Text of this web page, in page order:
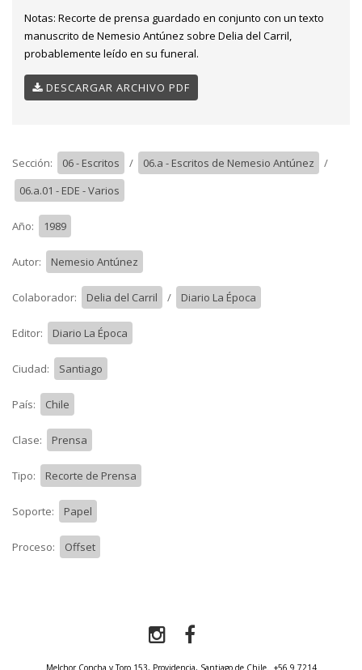
Notas: Recorte de prensa guardado en conjunto con un texto
manuscrito de Nemesio Antúnez sobre Delia del Carril,
probablemente leído en su funeral.
DESCARGAR ARCHIVO PDF
Sección: 06 - Escritos / 06.a - Escritos de Nemesio Antúnez
/
06.a.01 - EDE - Varios
Año: 1989
Autor: Nemesio Antúnez
Colaborador: Delia del Carril / Diario La Época
Editor: Diario La Época
Ciudad: Santiago
País: Chile
Clase: Prensa
Tipo: Recorte de Prensa
Soporte: Papel
Proceso: Offset
Melchor Concha y Toro 153, Providencia, Santiago de Chile. +56 9 7214